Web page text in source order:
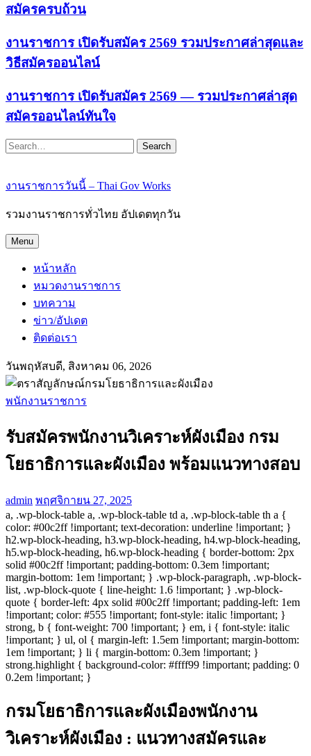
สมัครครบถ้วน
งานราชการ เปิดรับสมัคร 2569 รวมประกาศล่าสุดและ
วิธีสมัครออนไลน์
งานราชการ เปิดรับสมัคร 2569 — รวมประกาศล่าสุด
สมัครออนไลน์ทันใจ
Search
งานราชการวันนี้ – Thai Gov Works
รวมงานราชการทั่วไทย อัปเดตทุกวัน
Menu
หน้าหลัก
หมวดงานราชการ
บทความ
ข่าว/อัปเดต
ติดต่อเรา
วันพฤหัสบดี, สิงหาคม 06, 2026
พนักงานราชการ
รับสมัครพนักงานวิเคราะห์ผังเมือง กรม
โยธาธิการและผังเมือง พร้อมแนวทางสอบ
admin พฤศจิกายน 27, 2025
a, .wp-block-table a, .wp-block-table td a, .wp-block-table th a {
color: #00c2ff !important; text-decoration: underline !important; }
h2.wp-block-heading, h3.wp-block-heading, h4.wp-block-heading,
h5.wp-block-heading, h6.wp-block-heading { border-bottom: 2px
solid #00c2ff !important; padding-bottom: 0.3em !important;
margin-bottom: 1em !important; } .wp-block-paragraph, .wp-block-
list, .wp-block-quote { line-height: 1.6 !important; } .wp-block-
quote { border-left: 4px solid #00c2ff !important; padding-left: 1em
!important; color: #555 !important; font-style: italic !important; }
strong, b { font-weight: 700 !important; } em, i { font-style: italic
!important; } ul, ol { margin-left: 1.5em !important; margin-bottom:
1em !important; } li { margin-bottom: 0.3em !important; }
strong.highlight { background-color: #ffff99 !important; padding: 0
0.2em !important; }
กรมโยธาธิการและผังเมืองพนักงาน
วิเคราะห์ผังเมือง : แนวทางสมัครและ